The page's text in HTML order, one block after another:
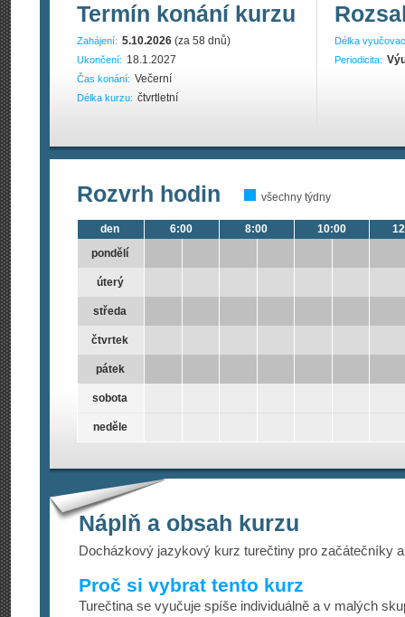
Termín konání kurzu
Zahájení: 5.10.2026 (za 58 dnů)
Ukončení: 18.1.2027
Čas konání: Večerní
Délka kurzu: čtvrtletní
Délka
Periodicita:
Rozvrh hodin všechny týdny
den
pondělí
úterý
středa
čtvrtek
pátek
sobota
neděle
6:00 8:00 10:00
Náplň a obsah kurzu
Docházkový jazykový kurz turečtiny pro začátečníky
Proč si vybrat tento kurz
Turečtina se vyučuje spíše individuálně a v malých